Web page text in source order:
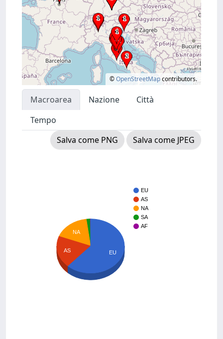
©OpenStreetMapcontributors.
Macroarea Nazione
Città
Tempo
Salva come PNG
Salva come JPEG
EU
AS
NA
SA
AF
NA
AS EU